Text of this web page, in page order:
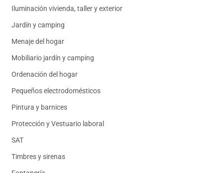
Iluminación vivienda, taller y exterior
Jardín y camping
Menaje del hogar
Mobiliario jardín y camping
Ordenación del hogar
Pequeños electrodomésticos
Pintura y barnices
Protección y Vestuario laboral
SAT
Timbres y sirenas